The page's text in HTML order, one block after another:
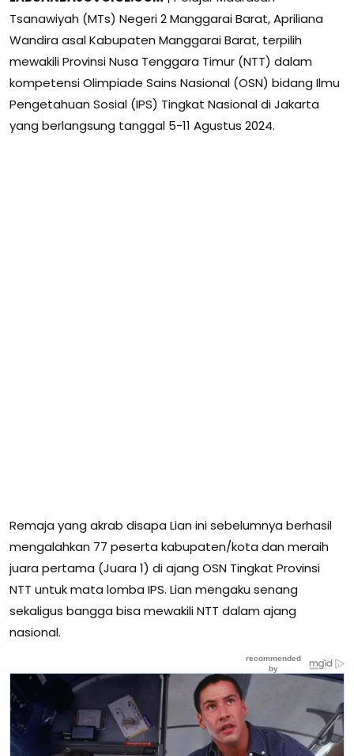
Tsanawiyah (MTs) Negeri 2 Manggarai Barat, Apriliana
Wandira asal Kabupaten Manggarai Barat, terpilih
mewakili Provinsi Nusa Tenggara Timur (NTT) dalam
kompetensi Olimpiade Sains Nasional (OSN) bidang Ilmu
Pengetahuan Sosial (IPS) Tingkat Nasional di Jakarta
yang berlangsung tanggal 5-11 Agustus 2024.
Remaja yang akrab disapa Lian ini sebelumnya berhasil
mengalahkan 77 peserta kabupaten/kota dan meraih
juara pertama (Juara 1) di ajang OSN Tingkat Provinsi
NTT untuk mata lomba IPS. Lian mengaku senang
sekaligus bangga bisa mewakili NTT dalam ajang
nasional.